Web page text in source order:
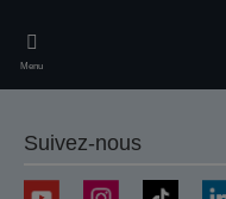
main
content
Menu
Suivez-nous